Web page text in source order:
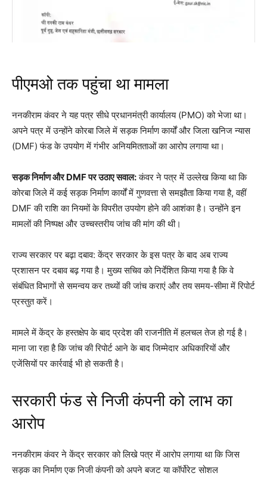
पीएमओ तक पहुंचा था मामला
ननकीराम कंवर ने यह पत्र सीधे प्रधानमंत्री कार्यालय (PMO) को भेजा था।
अपने पत्र में उन्होंने कोरबा जिले में सड़क निर्माण कार्यों और जिला खनिज न्यास
(DMF) फंड के उपयोग में गंभीर अनियमितताओं का आरोप लगाया था।
सड़क निर्माण और DMF पर उठाए सवाल:कंवर ने पत्र में उल्लेख किया था कि
कोरबा जिले में कई सड़क निर्माण कार्यों में गुणवत्ता से समझौता किया गया है, वहीं
DMF की राशि का नियमों के विपरीत उपयोग होने की आशंका है। उन्होंने इन
मामलों की निष्पक्ष और उच्चस्तरीय जांच की मांग की थी।
राज्य सरकार पर बढ़ा दबाव: केंद्र सरकार के इस पत्र के बाद अब राज्य
प्रशासन पर दबाव बढ़ गया है। मुख्य सचिव को निर्देशित किया गया है कि वे
संबंधित विभागों से समन्वय कर तथ्यों की जांच कराएं और तय समय-सीमा में रिपोर्ट
प्रस्तुत करें।
मामले में केंद्र के हस्तक्षेप के बाद प्रदेश की राजनीति में हलचल तेज हो गई है।
माना जा रहा है कि जांच की रिपोर्ट आने के बाद जिम्मेदार अधिकारियों और
एजेंसियों पर कार्रवाई भी हो सकती है।
सरकारी फंड से निजी कंपनी को लाभ का
आरोप
ननकीराम कंवर ने केंद्र सरकार को लिखे पत्र में आरोप लगाया था कि जिस
सड़क का निर्माण एक निजी कंपनी को अपने बजट या कॉर्पोरेट सोशल